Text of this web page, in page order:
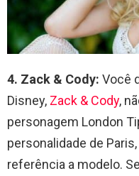
4. Zack & Cody: Você
Disney, Zack & Cody,
personagem London
personalidade de
referência a modelo.